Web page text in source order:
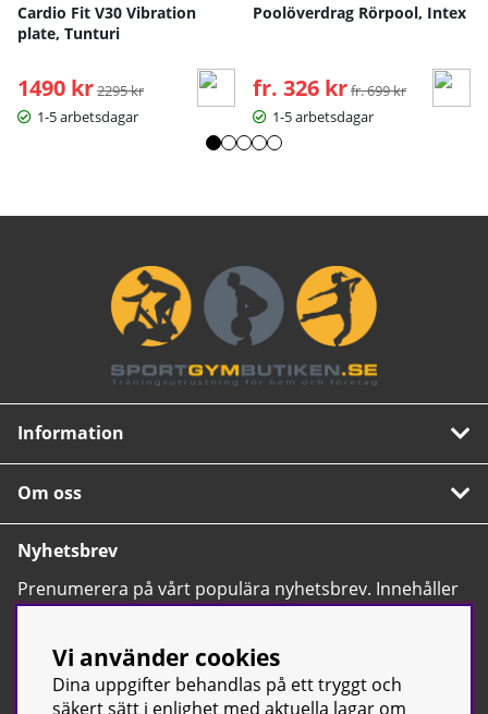
Cardio Fit V30 Vibration
plate, Tunturi
1490 kr Ordinarie pris:
2295 kr
1-5 arbetsdagar
Poolöverdrag Rörpool, Intex
fr. 326 kr Ordinarie pris:
fr. 699 kr
1-5 arbetsdagar
Information
Om oss
Nyhetsbrev
Prenumerera på vårt populära nyhetsbrev. Innehåller
tips, nyheter och våra allra bästa erbjudanden.
Vi använder cookies
Dina uppgifter behandlas på ett tryggt och
säkert sätt i enlighet med aktuella lagar om